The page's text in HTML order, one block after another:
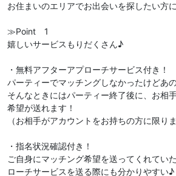
お住まいのエリアでお出会いを探したい方
≫Point 1
嬉しいサービスもりだくさん♪
・無料アフターアプローチサービス付き！
パーティーでマッチングしなかったけどあ
そんなときにはパーティー終了後に、お相
希望が送れます！
（お相手がアカウントをお持ちの方に限りま
・指名状況確認付き！
ご自身にマッチング希望を送ってくれてい
ローチサービスを送る際にも分かりやすい♪